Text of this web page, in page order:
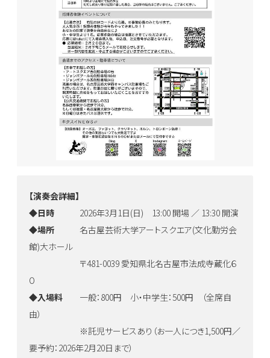
【演奏会詳細】
◆日時 2026年3月1日(日) 13:00 開場 ／ 13:30 開演
◆場所
名古屋芸術大学アートスクエア(文化勤労会
館)大ホール
〒481-0039 愛知県北名古屋市法成寺蔵化６
０
◆入場料 一般：800円 小・中学生：500円 （全席自
由）
※託児サービスあり（お一人につき1,500円／
要予約：2026年2月20日まで）